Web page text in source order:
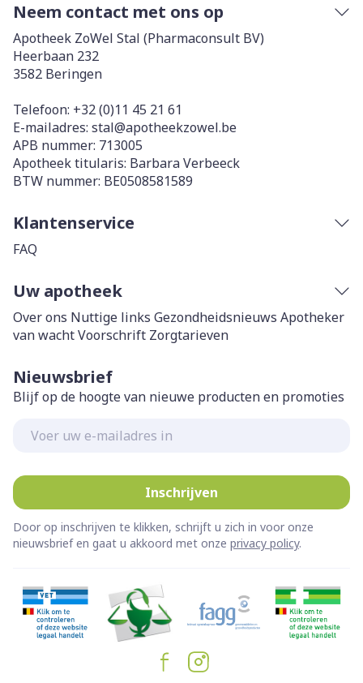
Neem contact met ons op
Apotheek ZoWel Stal (Pharmaconsult BV)
Heerbaan 232
3582 Beringen
Telefoon: +32 (0)11 45 21 61
E-mailadres: stal@apotheekzowel.be
APB nummer: 713005
Apotheek titularis: Barbara Verbeeck
BTW nummer: BE0508581589
Klantenservice
FAQ
Uw apotheek
Over ons Nuttige links Gezondheidsnieuws Apotheker
van wachtVoorschrift Zorgtarieven
Nieuwsbrief
Blijf op de hoogte van nieuwe producten en promoties
Inschrijven
Door op inschrijven te klikken, schrijft u zich in voor onze
nieuwsbrief en gaat u akkoord met onze privacy policy.